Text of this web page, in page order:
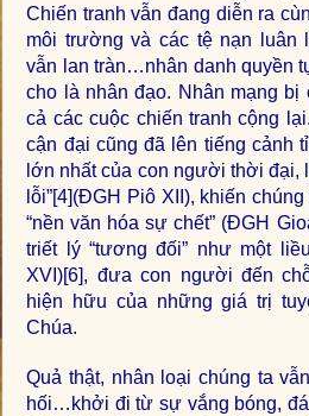
Chiến tranh vẫn đang diễn ra
môi trường và các tệ nạn luân
vẫn lan tràn…nhân danh quyền
cho là nhân đạo. Nhân mạng
cả các cuộc chiến tranh cộng
cận đại cũng đã lên tiếng cảnh
lớn nhất của con người thời đại,
lỗi”[4](ĐGH Piô XII), khiến
“nền văn hóa sự chết” (ĐGH
triết lý “tương đối” như một
XVI)[6], đưa con người đến
hiện hữu của những giá trị
Chúa.
Quả thật, nhân loại chúng ta
hối…khởi đi từ sự vắng bóng,